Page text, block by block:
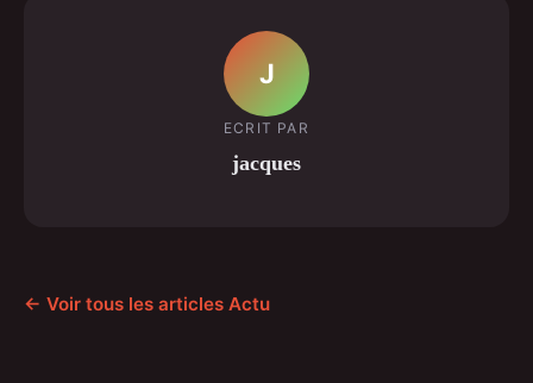
J
ECRIT PAR
jacques
← Voir tous les articles Actu